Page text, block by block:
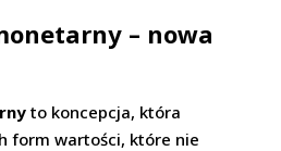
– nowa
to koncepcja, która
form wartości, które nie